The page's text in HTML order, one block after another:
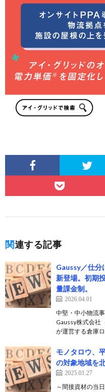
関連する記事
Gaussy／仕分
新登場。初期
量課金制。
2026.04.01
中堅・中小物流
Gaussy株式会社
が運営する倉庫
モノタロウ、
の対象地域を
2025.01.27
～間接資材の当